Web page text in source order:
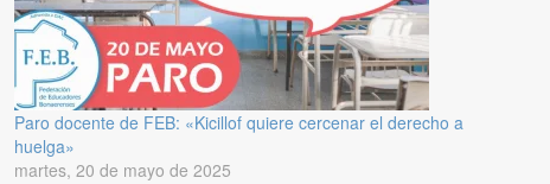
Paro docente de FEB: «Kicillof quiere cercenar el derecho a
huelga»
martes, 20 de mayo de 2025